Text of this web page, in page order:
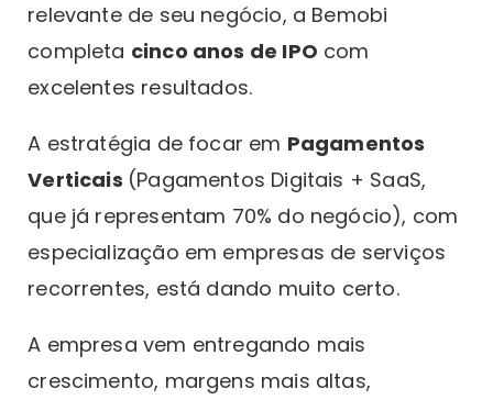
relevante de seu negócio, a Bemobi
completa cinco anos de IPO com
excelentes resultados.
A estratégia de focar em Pagamentos
Verticais (Pagamentos Digitais + SaaS,
que já representam 70% do negócio), com
especialização em empresas de serviços
recorrentes, está dando muito certo.
A empresa vem entregando mais
crescimento, margens mais altas,